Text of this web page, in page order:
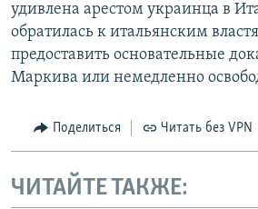
удивлена арестом украинца в
обратилась к итальянским
предоставить основательные
Маркива или немедленно
Поделиться Читать без VPN
ЧИТАЙТЕ ТАКЖЕ: